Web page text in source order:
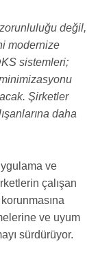
değil,
modernize
sistemleri;
Şirketler
daha
ve
çalışan
ve uyum
sürdürüyor.